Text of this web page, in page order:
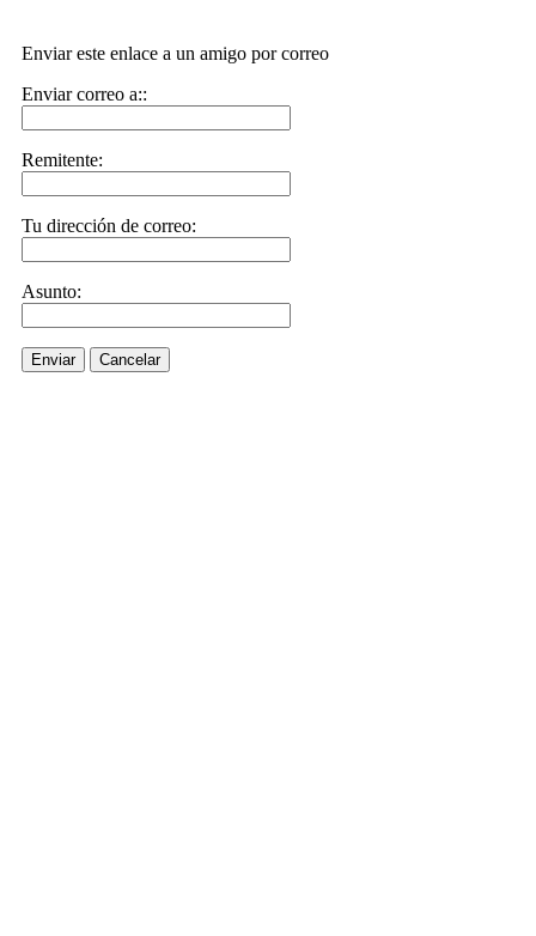
Enviar este enlace a un amigo por correo
Enviar correo a::
Remitente:
Tu dirección de correo:
Asunto:
Enviar Cancelar